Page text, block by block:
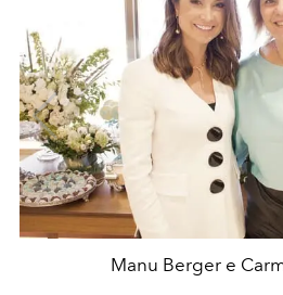
Manu Berger e